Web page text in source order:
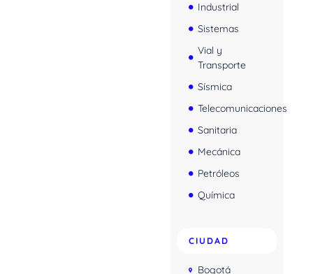
Industrial
Sistemas
Vial y
Transporte
Sísmica
Telecomunicaciones
Sanitaria
Mecánica
Petróleos
Química
CIUDAD
Bogotá